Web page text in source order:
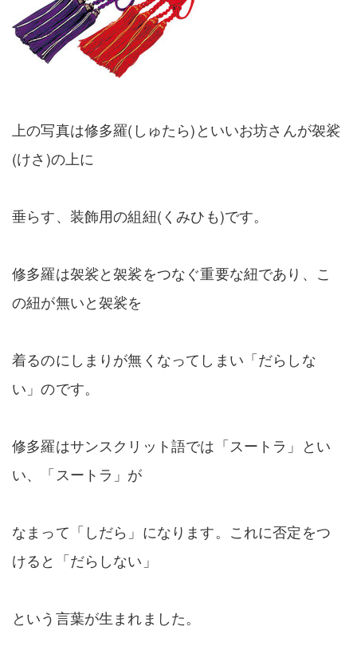
上の写真は修多羅(しゅたら)といいお坊さんが袈裟
(けさ)の上に
垂らす、装飾用の組紐(くみひも)です。
修多羅は袈裟と袈裟をつなぐ重要な紐であり、こ
の紐が無いと袈裟を
着るのにしまりが無くなってしまい「だらしな
い」のです。
修多羅はサンスクリット語では「スートラ」とい
い、「スートラ」が
なまって「しだら」になります。これに否定をつ
けると「だらしない」
という言葉が生まれました。